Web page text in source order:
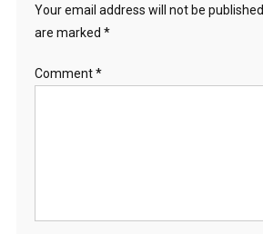
Your email address will not be published.
are marked *
Comment*